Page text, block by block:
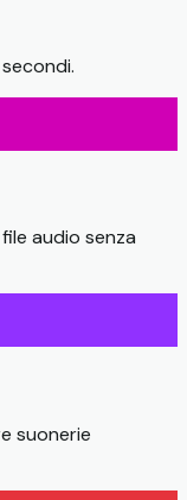
audio senza
suonerie